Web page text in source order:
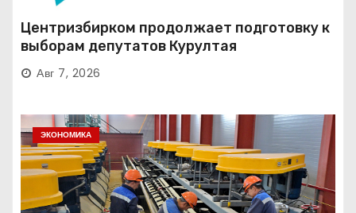
Центризбирком продолжает подготовку к
выборам депутатов Курултая
Авг 7, 2026
ЭКОНОМИКА